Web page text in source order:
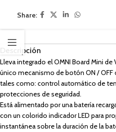
Share:
Descripción
Lleva integrado el OMNI Board Mini
único mecanismo de botón ON /
tales como: control automático de
protecciones de seguridad.
Está alimentado por una batería
con un colorido indicador LED para
instantánea sobre la duración de la